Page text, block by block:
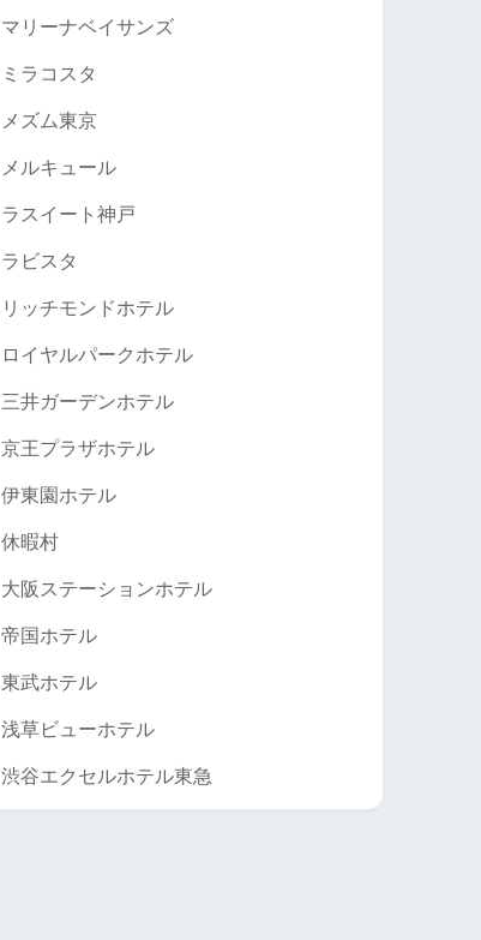
マリーナベイサンズ
ミラコスタ
メズム東京
メルキュール
ラスイート神戸
ラビスタ
リッチモンドホテル
ロイヤルパークホテル
三井ガーデンホテル
京王プラザホテル
伊東園ホテル
休暇村
大阪ステーションホテル
帝国ホテル
東武ホテル
浅草ビューホテル
渋谷エクセルホテル東急